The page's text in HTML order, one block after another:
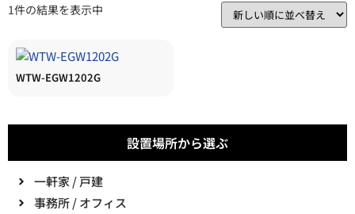
設置場所から選ぶ
一軒家 / 戸建
事務所 / オフィス
1件の結果を表示中
WTW-EGW1202G